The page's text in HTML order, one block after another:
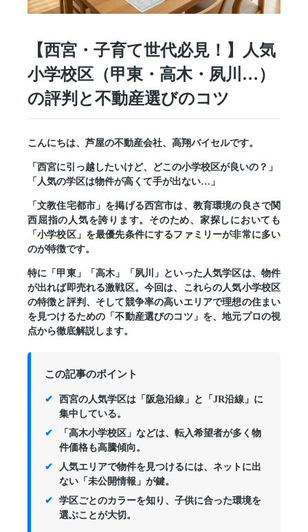
【西宮・子育て世代必見！】人気
小学校区（甲東・高木・夙川…）
の評判と不動産選びのコツ
こんにちは、芦屋の不動産会社、高翔バイセルです。
「西宮に引っ越したいけど、どこの小学校区が良いの？」
「人気の学区は物件が高くて手が出ない…」
「文教住宅都市」を掲げる西宮市は、教育環境の良さで関
西屈指の人気を誇ります。そのため、家探しにおいても
「小学校区」を最優先条件にするファミリーが非常に多い
のが特徴です。
特に「甲東」「高木」「夙川」といった人気学区は、物件
が出れば即売れる激戦区。今回は、これらの人気小学校区
の特徴と評判、そして競争率の高いエリアで理想の住まい
を見つけるための「不動産選びのコツ」を、地元プロの視
点から徹底解説します。
この記事のポイント
西宮の人気学区は「阪急沿線」と「JR沿線」に
集中している。
「高木小学校区」などは、転入希望者が多く物
件価格も高騰傾向。
人気エリアで物件を見つけるには、ネットに出
ない「未公開情報」が鍵。
学区ごとのカラーを知り、子供に合った環境を
選ぶことが大切。